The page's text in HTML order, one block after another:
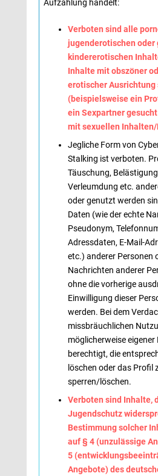
Aufzählung handelt:
Verboten sind alle
jugenderotischen oder
kindererotischen
Inhalte mit obszöner
erotischer
(beispielsweise ein
ein Sexpartner
mit sexuellen Inhalten/
Jegliche Form von
Stalking ist verboten.
Täuschung,
Verleumdung etc.
oder genutzt werden
Daten (wie der echte
Pseudonym,
Adressdaten, E-Mail-
etc.) anderer Personen
Nachrichten anderer
ohne die vorherige
Einwilligung dieser
werden. Bei dem
missbräuchlichen
möglicherweise
berechtigt, die
löschen oder das Profil
sperren/löschen.
Verboten sind Inhalte,
Jugendschutz
Bestimmung solcher
auf § 4 (unzulässige
5
Angebote) des